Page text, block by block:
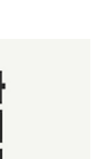
조명 패션 아이템
한 의미와 중요성
전, 20세기 중반
..